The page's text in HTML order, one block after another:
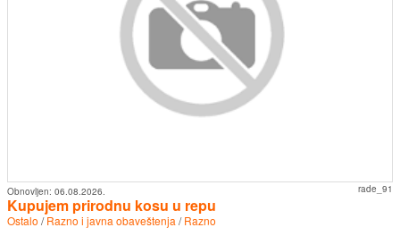
rade_91
Obnovljen: 06.08.2026.
Kupujem prirodnu kosu u repu
Ostalo /Razno i javna obaveštenja /Razno